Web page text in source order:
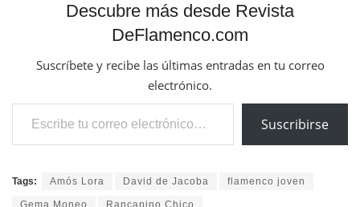
Descubre más desde Revista
DeFlamenco.com
Suscríbete y recibe las últimas entradas en tu correo
electrónico.
Escribe tu correo electrónico…
Suscribirse
Tags: Amós Lora David de Jacoba flamenco joven